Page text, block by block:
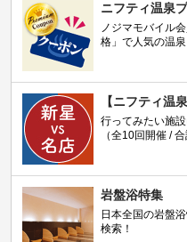
ニフティ温泉
ノジマモバイル
格」で人気の温
【ニフティ温
行ってみたい施
（全10回開催 /
岩盤浴特集
日本全国の岩盤
検索！